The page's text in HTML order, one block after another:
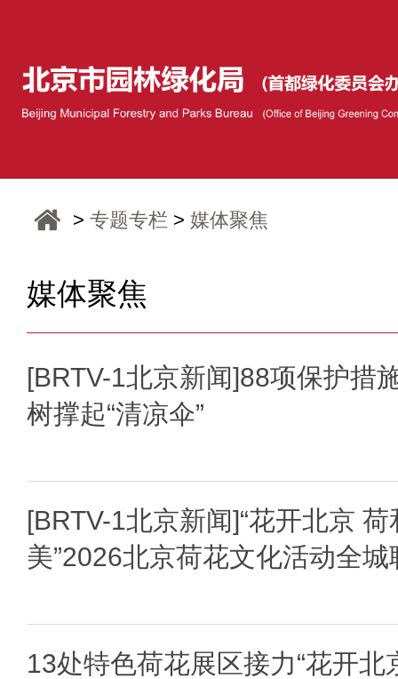
>专题专栏 >媒体聚焦
媒体聚焦
[BRTV-1北京新闻]88项保护措
树撑起“清凉伞”
[BRTV-1北京新闻]“花开北京 荷
美”2026北京荷花文化活动全城
13处特色荷花展区接力“花开北